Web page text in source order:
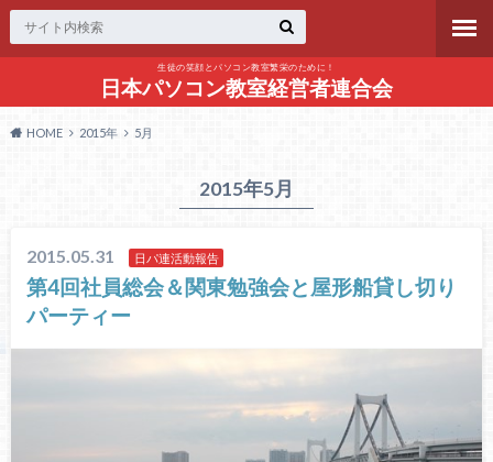
生徒の笑顔とパソコン教室繁栄のために！
日本パソコン教室経営者連合会
HOME 2015年 5月
2015年5月
2015.05.31 日パ連活動報告
第4回社員総会＆関東勉強会と屋形船貸し切り
パーティー